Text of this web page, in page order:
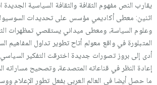
يقارب النص مفهوم الثقافة والثقافة السياسية
اثنين: معطى أكاديمي مؤسس على تحديدات
وعلوم السياسة، ومعطى ميداني يستقصي تمظهرات
المتبلورة في واقع معولم أتاح تطوير تداول المفاهيم
أدى إلى بروز تصورات جديدة اخترقت التفكير
إعادة النظر في قناعاته المتصدعة، وتصحيح مساراته
ما حصل أيضا في العالم العربي بفعل تطور الإعلام